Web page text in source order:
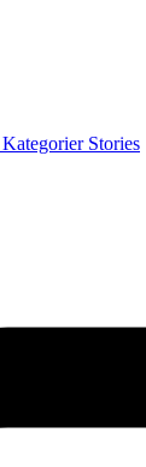
Kategorier Stories